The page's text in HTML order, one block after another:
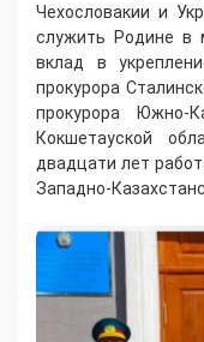
Чехословакии и
служить Родине в
вклад в
прокурора
прокурора Южно-
Кокшетауской
двадцати лет
Западно-